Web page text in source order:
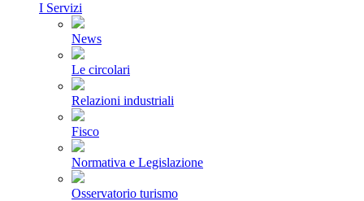
I Servizi
News
Le circolari
Relazioni industriali
Fisco
Normativa e Legislazione
Osservatorio turismo